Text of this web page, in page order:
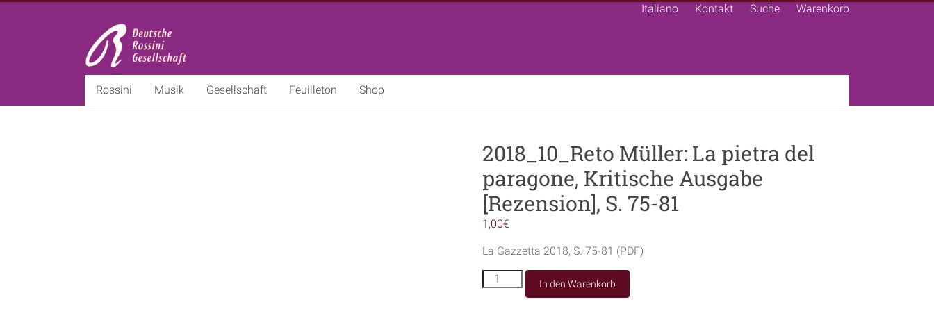
Italiano Kontakt Suche Warenkorb
Deutsche
Rossini
Gesellschaft
Rossini Musik Gesellschaft Feuilleton Shop
2018_10_Reto Müller: La pietra del
paragone, Kritische Ausgabe
[Rezension], S. 75-81
1,00€
La Gazzetta 2018, S. 75-81 (PDF)
2018_10_Reto
Müller:
In den Warenkorb